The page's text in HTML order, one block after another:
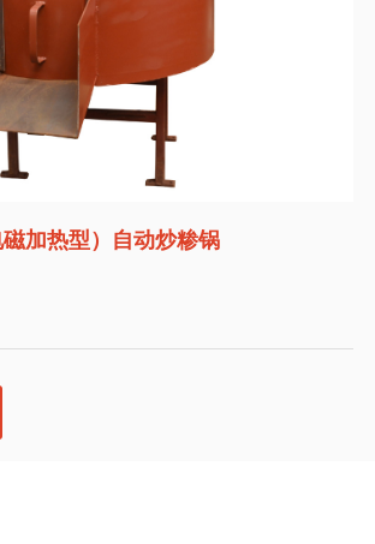
加热型）自动炒糁锅